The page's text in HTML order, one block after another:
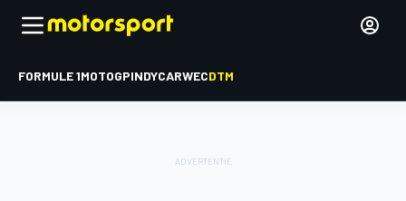
FORMULE 1MOTOGPINDYCARWECDTM